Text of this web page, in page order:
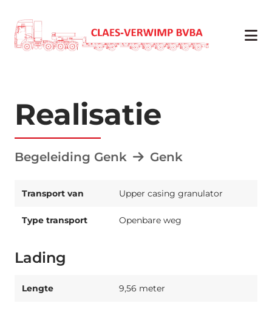
Realisatie
Begeleiding Genk Genk
Transport van Upper casing granulator
Type transport Openbare weg
Lading
Lengte 9,56 meter